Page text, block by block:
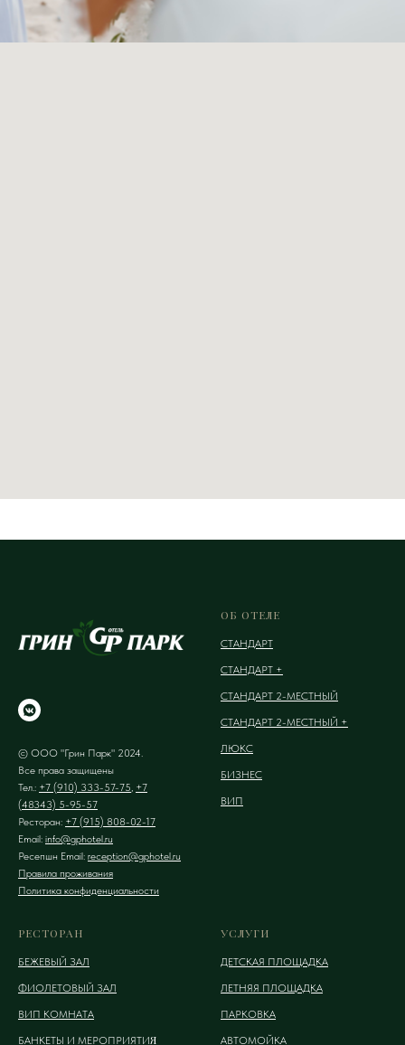
© ООО "Грин Парк" 2024.
Все права защищены
Тел.: +7 (910) 333-57-75 +7
(48343) 5-95-57
Ресторан: +7 (915) 808-02-17
Email: info@gphotel.ru
Ресепшн Email: reception@gphotel.ru
Правила проживания
Политика конфиденциальности
ОБ ОТЕЛЕ
СТАНДАРТ
СТАНДАРТ +
СТАНДАРТ 2-МЕСТНЫЙ
СТАНДАРТ 2-МЕСТНЫЙ +
ЛЮКС
БИЗНЕС
ВИП
РЕСТОРАН
БЕЖЕВЫЙ ЗАЛ
ФИОЛЕТОВЫЙ ЗАЛ
ВИП КОМНАТА
БАНКЕТЫ И МЕРОПРИЯТИЯ
УСЛУГИ
ДЕТСКАЯ ПЛОЩАДКА
ЛЕТНЯЯ ПЛОЩАДКА
ПАРКОВКА
АВТОМОЙКА